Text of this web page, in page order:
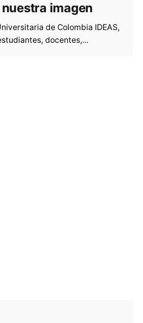
imagen
de Colombia IDEAS,
docentes,...